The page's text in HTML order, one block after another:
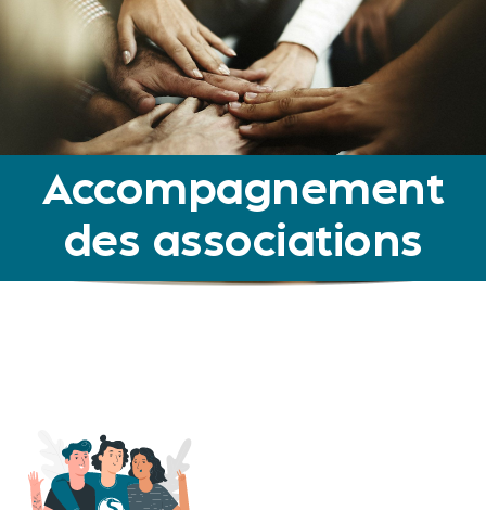
Accompagnement
des associations